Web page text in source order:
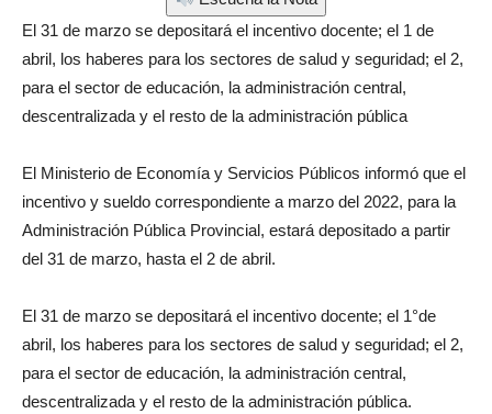
El 31 de marzo se depositará el incentivo docente; el 1 de
abril, los haberes para los sectores de salud y seguridad; el 2,
para el sector de educación, la administración central,
descentralizada y el resto de la administración pública
El Ministerio de Economía y Servicios Públicos informó que el
incentivo y sueldo correspondiente a marzo del 2022, para la
Administración Pública Provincial, estará depositado a partir
del 31 de marzo, hasta el 2 de abril.
El 31 de marzo se depositará el incentivo docente; el 1°de
abril, los haberes para los sectores de salud y seguridad; el 2,
para el sector de educación, la administración central,
descentralizada y el resto de la administración pública.